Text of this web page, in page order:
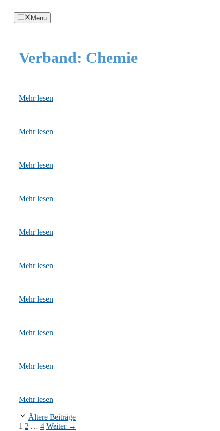
Menu
Verband: Chemie
Mehr lesen
Mehr lesen
Mehr lesen
Mehr lesen
Mehr lesen
Mehr lesen
Mehr lesen
Mehr lesen
Mehr lesen
Mehr lesen
Ältere Beiträge
Seite
1 Seite
2 … Seite
4 Weiter →